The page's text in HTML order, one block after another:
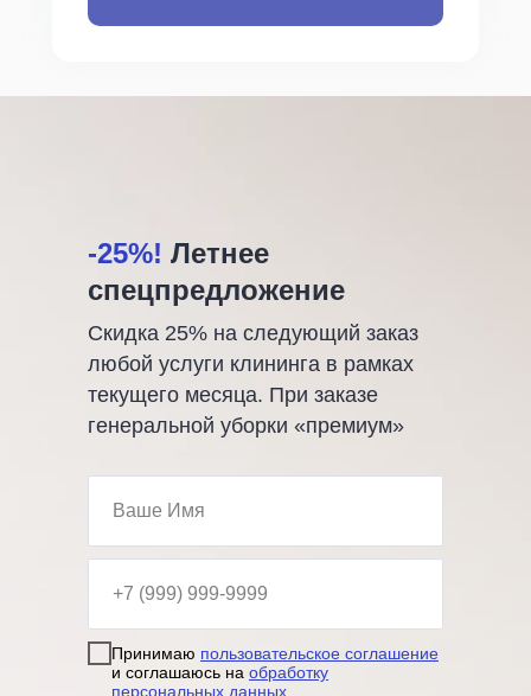
-25%! Летнее
спецпредложение
Принимаю пользовательское соглашение
и соглашаюсь на обработку
персональных данных
Скидка 25% на следующий заказ
любой услуги клининга в рамках
текущего месяца. При заказе
генеральной уборки «премиум»